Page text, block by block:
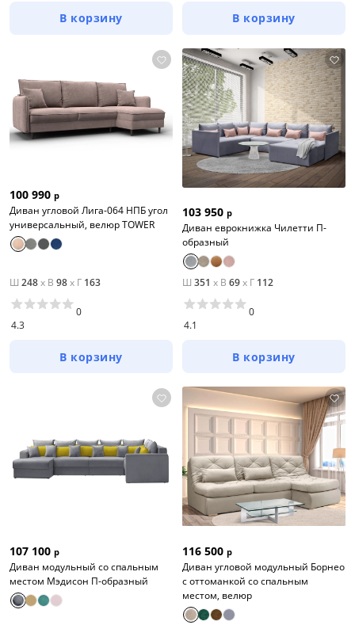
от до
В корзину В корзину
100 990 р
Диван угловой Лига-064 НПБ угол
универсальный, велюр TOWER
Ш 248x В 98x Г 163
4.3
0
В корзину
103 950 р
Диван еврокнижка Чилетти П-
образный
Ш 351 x В 69x Г 112
4.1
0
В корзину
107 100 р
Диван модульный со спальным
местом Мэдисон П-образный
116 500 р
Диван угловой модульный Борнео
с оттоманкой со спальным
местом, велюр